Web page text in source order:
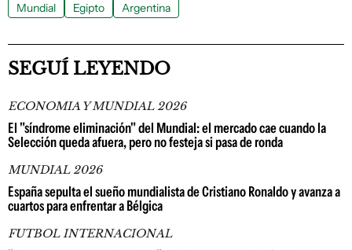
Mundial Egipto Argentina
SEGUÍ LEYENDO
ECONOMIA Y MUNDIAL 2026
El "síndrome eliminación" del Mundial: el mercado cae cuando la
Selección queda afuera, pero no festeja si pasa de ronda
MUNDIAL 2026
España sepulta el sueño mundialista de Cristiano Ronaldo y avanza a
cuartos para enfrentar a Bélgica
FUTBOL INTERNACIONAL